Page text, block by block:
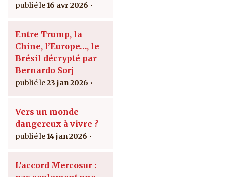
16 avr 2026
Entre Trump, la
Chine, l’Europe…, le
Brésil décrypté par
Bernardo Sorj
23 jan 2026
Vers un monde
dangereux à vivre ?
14 jan 2026
L’accord Mercosur :